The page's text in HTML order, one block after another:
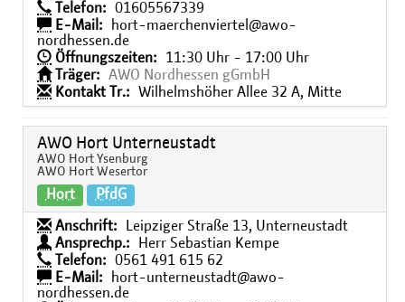
Telefon:
01605567339
E-Mail:
hort-maerchenviertel@awo-
nordhessen.de
Öffnungszeiten:
11:30 Uhr - 17:00 Uhr
Träger:
AWO Nordhessen gGmbH
Kontakt Tr.:
Wilhelmshöher Allee 32 A, Mitte
AWO Hort Unterneustadt
AWO Hort Ysenburg
AWO Hort Wesertor
Hort PfdG
Anschrift:
Leipziger Straße 13, Unterneustadt
Ansprechp.:
Herr Sebastian Kempe
Telefon:
0561 491 615 62
E-Mail:
hort-unterneustadt@awo-
nordhessen.de